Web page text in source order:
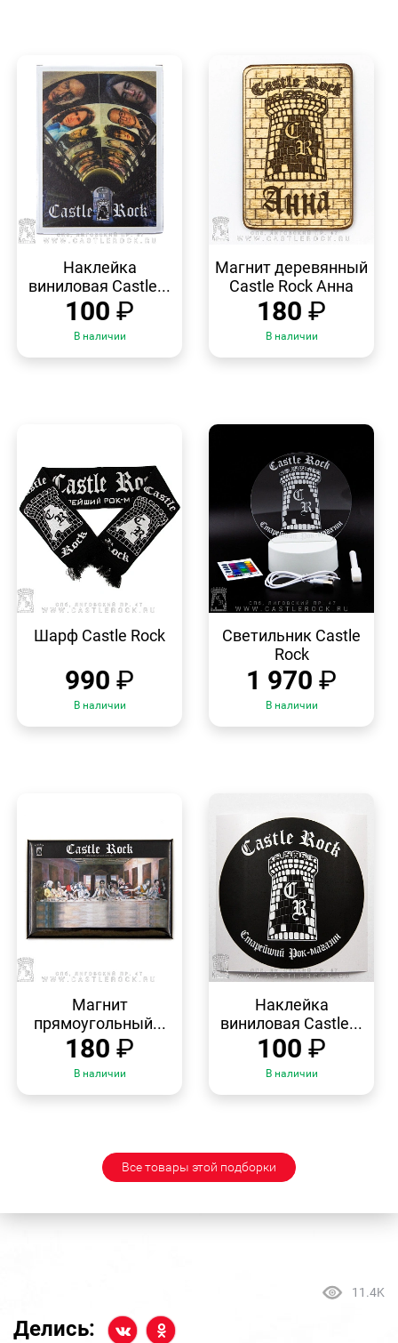
ПРОСМОТР
Наклейка
виниловая Castle...
100 ₽
В наличии
Магнит деревянный
Castle Rock Анна
180 ₽
В наличии
ПРОСМОТР
Шарф Castle Rock
990 ₽
В наличии
ПРОСМОТР
Светильник Castle
Rock
1 970 ₽
В наличии
ПРОСМОТР
Магнит
прямоугольный...
180 ₽
В наличии
ПРОСМОТР
Наклейка
виниловая Castle...
100 ₽
В наличии
Все товары этой подборки
11.4K
Делись: